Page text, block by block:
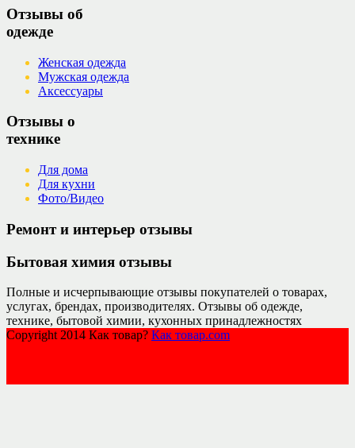
Отзывы об
одежде
Женская одежда
Мужская одежда
Аксессуары
Отзывы о
технике
Для дома
Для кухни
Фото/Видео
Ремонт и интерьер отзывы
Бытовая химия отзывы
Полные и исчерпывающие отзывы покупателей о товарах,
услугах, брендах, производителях. Отзывы об одежде,
технике, бытовой химии, кухонных принадлежностях
Copyright 2014 Как товар? Как товар.com